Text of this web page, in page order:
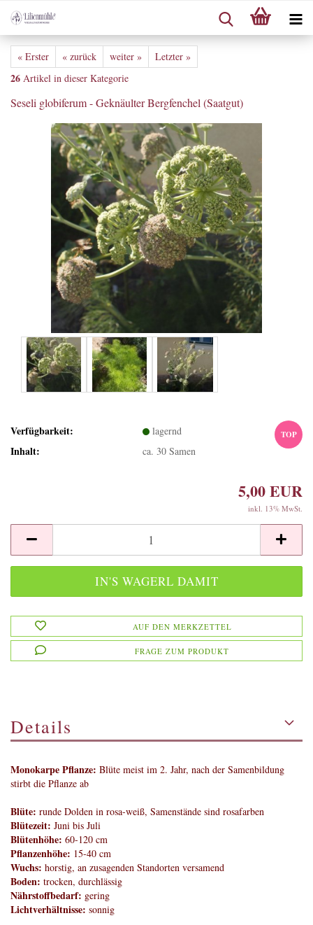
« Erster « zurück weiter » Letzter »
26 Artikel in dieser Kategorie
Seseli globiferum - Geknäulter Bergfenchel (Saatgut)
TOP
Verfügbarkeit: lagernd
Inhalt: ca. 30 Samen
5,00 EUR
inkl. 13% MwSt.
AUF DEN MERKZETTEL
FRAGE ZUM PRODUKT
Details
Monokarpe Pflanze: Blüte meist im 2. Jahr, nach der Samenbildung
stirbt die Pflanze ab
Blüte: runde Dolden in rosa-weiß, Samenstände sind rosafarben
Blütezeit: Juni bis Juli
Blütenhöhe: 60-120 cm
Pflanzenhöhe: 15-40 cm
Wuchs: horstig, an zusagenden Standorten versamend
Boden: trocken, durchlässig
Nährstoffbedarf: gering
Lichtverhältnisse: sonnig